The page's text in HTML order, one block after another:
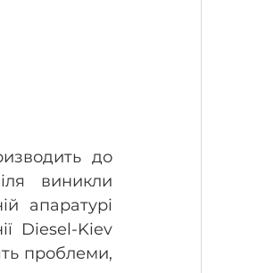
до
виникли
апаратурі
Diesel-Kiev
проблеми,